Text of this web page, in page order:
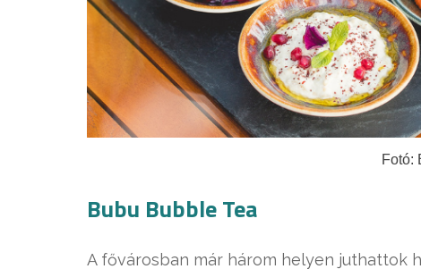
Fotó:
Bubu Bubble Tea
A fővárosban már három helyen juthattok